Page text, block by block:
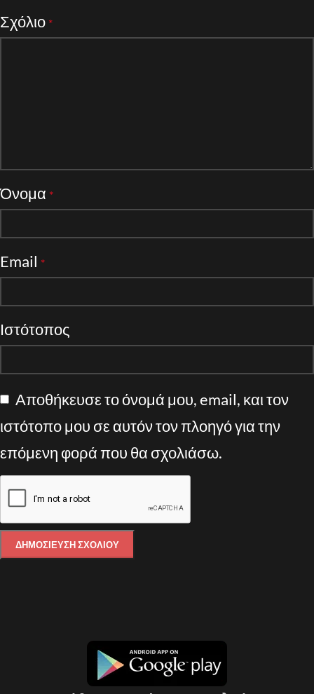
Σχόλιο *
Όνομα *
Email *
Ιστότοπος
Αποθήκευσε το όνομά μου, email, και τον
ιστότοπο μου σε αυτόν τον πλοηγό για την
επόμενη φορά που θα σχολιάσω.